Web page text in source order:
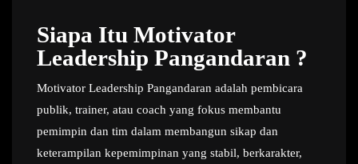
Siapa Itu Motivator
Leadership Pangandaran ?
Motivator Leadership Pangandaran adalah pembicara
publik, trainer, atau coach yang fokus membantu
pemimpin dan tim dalam membangun sikap dan
keterampilan kepemimpinan yang stabil, berkarakter,